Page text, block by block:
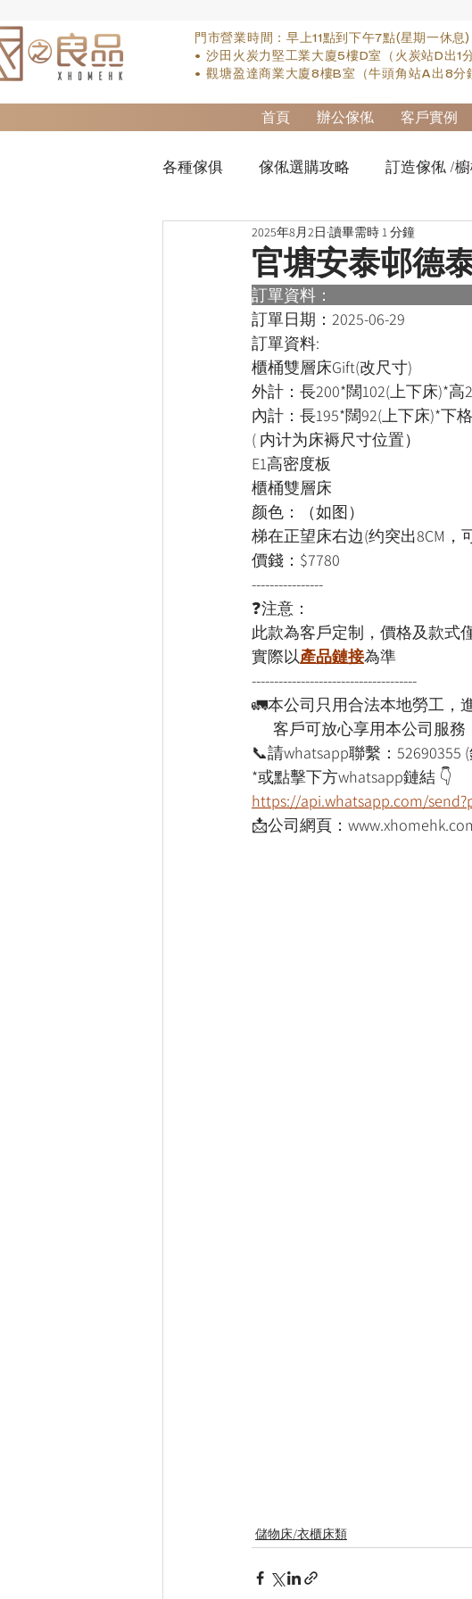
門市營業時間：早上11點到下午7點(星期一休息)
• 沙田火炭力堅工業大廈5樓D室（火炭站D出1分
• 觀塘盈達商業大廈8樓B室（牛頭角站A出8分
首頁 辦公傢俬 客戶實例
各種傢俱 傢俬選購攻略 訂造傢俬 /
實木床類 櫃-衣櫃 sofa類
床褥類 檯類 櫃-
官塘安泰邨德
2025年8月2日 讀畢需時 1 分鐘
訂單資料：
訂單日期： 2025-06-29
訂單資料:
櫃桶雙層床Gift(改尺寸)
外計：長200*闊102(上下床)*高
內計：長195*闊92(上下床)*下
( 内计为床褥尺寸位置）
E1高密度板
櫃桶雙層床
颜色：（如图）
梯在正望床右边(约突出8CM，
價錢：$7780
----------------
❓注意：
此款為客戶定制，價格及款式
實際以產品鏈接為準
-------------------------------------
🚛本公司只用合法本地勞工，
客戶可放心享用本公司服務
📞請whatsapp聯繫：52690355
*或點擊下方whatsapp鏈結 👇
https://api.whatsapp.com/
📩公司網頁：
儲物床/衣櫃床類